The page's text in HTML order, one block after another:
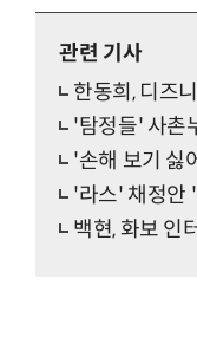
관련 기사
한동희, 디즈
'탐정들' 사촌
'손해 보기 싫
'라스' 채정안
백현, 화보 인